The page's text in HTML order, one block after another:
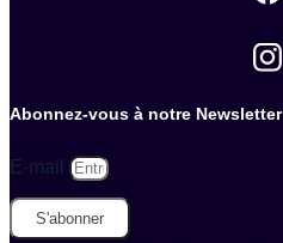
Abonnez-vous à notre Newsletter
E-mail
S'abonner